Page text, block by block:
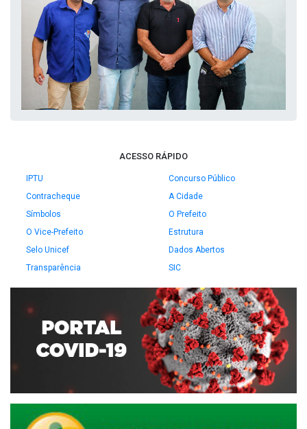
ACESSO RÁPIDO
IPTU
Concurso Público
Contracheque
A Cidade
Símbolos
O Prefeito
O Vice-Prefeito
Estrutura
Selo Unicef
Dados Abertos
Transparência
SIC